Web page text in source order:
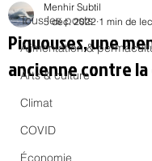
Tous les posts
Alimentation &
Arts & culture
Climat
COVID
Économie
Piquouses, une
ancienne contre
Menhir Subtil
5 déc. 2022 1 min de